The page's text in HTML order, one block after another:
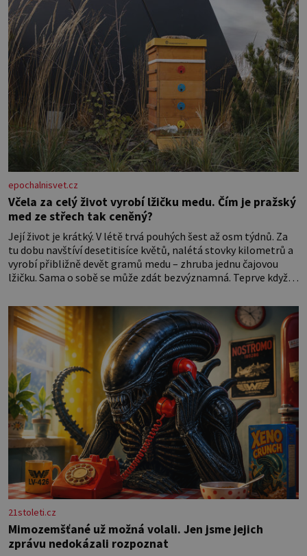
epochalnisvet.cz
Včela za celý život vyrobí lžičku medu. Čím je pražský
med ze střech tak ceněný?
Její život je krátký. V létě trvá pouhých šest až osm týdnů. Za
tu dobu navštíví desetitisíce květů, nalétá stovky kilometrů a
vyrobí přibližně devět gramů medu – zhruba jednu čajovou
lžičku. Sama o sobě se může zdát bezvýznamná. Teprve když
vznikne jeden z nejdokonalejších organismů
21stoleti.cz
Mimozemšťané už možná volali. Jen jsme jejich
zprávu nedokázali rozpoznat